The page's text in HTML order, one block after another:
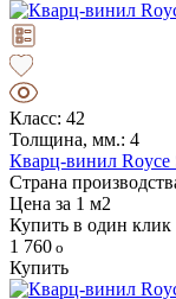
Класс: 42
Толщина, мм.: 4
Кварц-винил Royce
Страна
Цена за 1 м2
Купить в один клик
1 760
Купить